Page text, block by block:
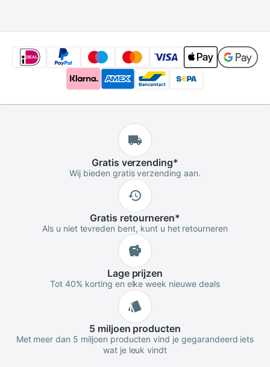
Gratis verzending*
Wij bieden gratis verzending aan.
Gratis retourneren*
Als u niet tevreden bent, kunt u het retourneren
Lageprijzen
Tot 40% korting en elke week nieuwe deals
5 miljoen producten
Met meer dan 5 miljoen producten vind je gegarandeerd iets
wat je leuk vindt